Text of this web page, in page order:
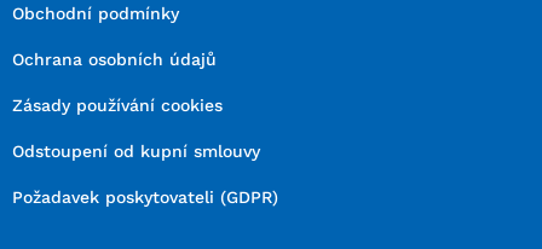
Obchodní podmínky
Ochrana osobních údajů
Zásady používání cookies
Odstoupení od kupní smlouvy
Požadavek poskytovateli (GDPR)